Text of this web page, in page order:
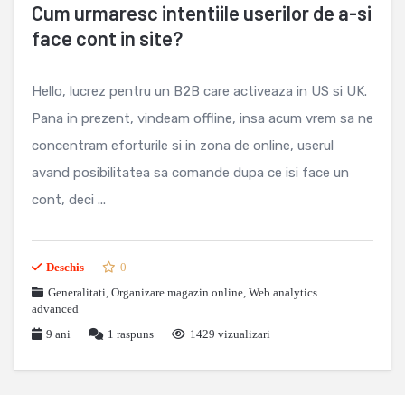
Cum urmaresc intentiile userilor de a-si
face cont in site?
Hello, lucrez pentru un B2B care activeaza in US si UK.
Pana in prezent, vindeam offline, insa acum vrem sa ne
concentram eforturile si in zona de online, userul
avand posibilitatea sa comande dupa ce isi face un
cont, deci ...
Deschis
0
Generalitati, Organizare magazin online, Web analytics
advanced
9 ani
1 raspuns 1429 vizualizari